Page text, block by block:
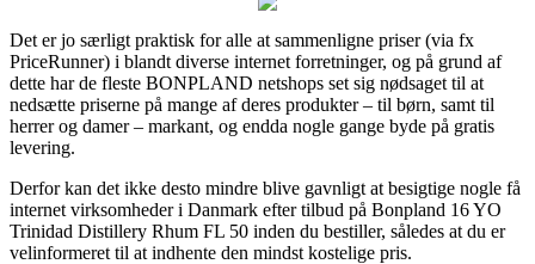
Det er jo særligt praktisk for alle at sammenligne priser (via fx
PriceRunner) i blandt diverse internet forretninger, og på grund af
dette har de fleste BONPLAND netshops set sig nødsaget til at
nedsætte priserne på mange af deres produkter – til børn, samt til
herrer og damer – markant, og endda nogle gange byde på gratis
levering.
Derfor kan det ikke desto mindre blive gavnligt at besigtige nogle få
internet virksomheder i Danmark efter tilbud på Bonpland 16 YO
Trinidad Distillery Rhum FL 50 inden du bestiller, således at du er
velinformeret til at indhente den mindst kostelige pris.